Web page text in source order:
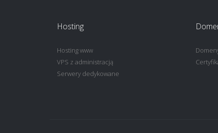
Hosting
Hosting www
VPS z administracją
Serwery dedykowane